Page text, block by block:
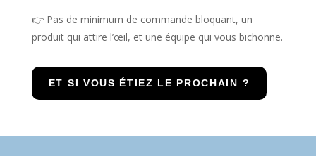
👉 Pas de minimum de commande bloquant, un
produit qui attire l’œil, et une équipe qui vous bichonne.
ET SI VOUS ÉTIEZ LE PROCHAIN ?